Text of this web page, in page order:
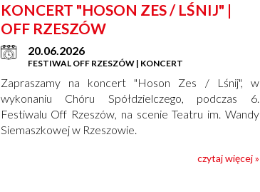
KONCERT "HOSON ZES / LŚNIJ" |
OFF RZESZÓW
20.06.2026
FESTIWAL OFF RZESZÓW | KONCERT
Zapraszamy na koncert "Hoson Zes / Lśnij", w
wykonaniu Chóru Spółdzielczego, podczas 6.
Festiwalu Off Rzeszów, na scenie Teatru im. Wandy
Siemaszkowej w Rzeszowie.
czytaj więcej »